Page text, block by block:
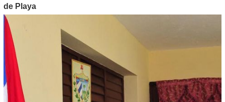
de Playa